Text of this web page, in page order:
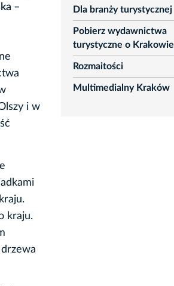
–
i w
kraju.
Dla branży turystycznej
Pobierz wydawnictwa
turystyczne o Krakowie
Rozmaitości
rozwiń
Multimedialny Kraków
rozwiń